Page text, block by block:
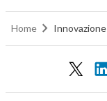
Home Innovazione